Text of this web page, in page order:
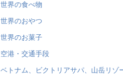
世界の食べ物
世界のおやつ
世界のお菓子
空港・交通手段
ベトナム、ビクトリアサパ、山岳リゾ